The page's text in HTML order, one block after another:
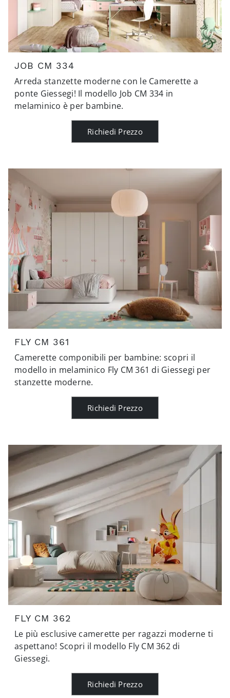
JOB CM 334
Arreda stanzette moderne con le Camerette a
ponte Giessegi! Il modello Job CM 334 in
melaminico è per bambine.
Richiedi Prezzo
FLY CM 361
Camerette componibili per bambine: scopri il
modello in melaminico Fly CM 361 di Giessegi per
stanzette moderne.
Richiedi Prezzo
FLY CM 362
Le più esclusive camerette per ragazzi moderne ti
aspettano! Scopri il modello Fly CM 362 di
Giessegi.
Richiedi Prezzo